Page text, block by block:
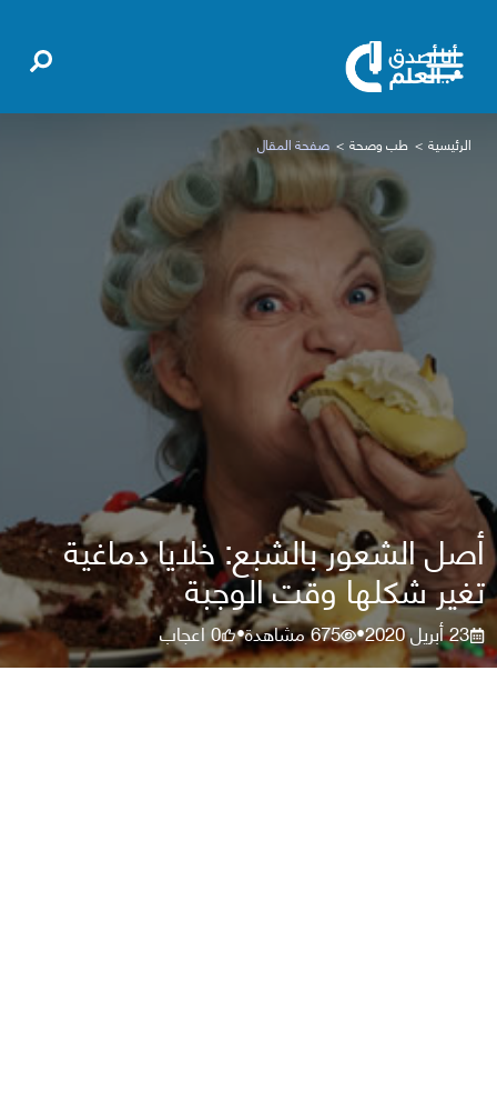
الرئيسية طب وصحة صفحة المقال
أصل الشعور بالشبع: خلايا دماغية
تغير شكلها وقت الوجبة
23 أبريل 2020 •
675مشاهدة•
0اعجاب